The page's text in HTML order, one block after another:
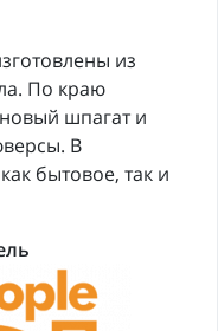
из
По краю
шпагат и
В
бытовое, так и